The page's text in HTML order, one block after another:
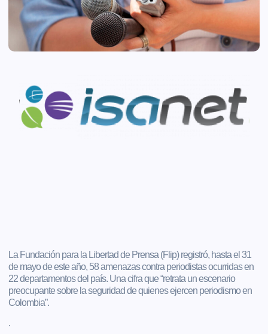
La Fundación para la Libertad de Prensa (Flip) registró, hasta el 31
de mayo de este año, 58 amenazas contra periodistas ocurridas en
22 departamentos del país. Una cifra que “retrata un escenario
preocupante sobre la seguridad de quienes ejercen periodismo en
Colombia”.
.